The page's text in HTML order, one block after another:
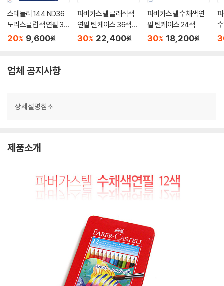
스테들러 144 ND36
노리스클럽 색연필 36
색세트
20% 9,600원
파버카스텔 클래식색
연필 틴케이스 36색세
트
30% 22,400원
파버카스텔 수채색연
필 틴케이스 24색
30% 18,200원
업체 공지사항
상세설명참조
제품소개